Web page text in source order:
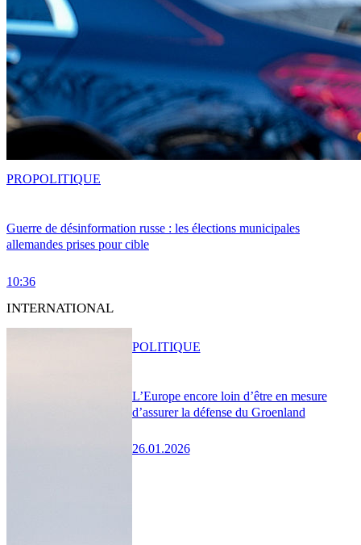
Guerre de désinformation russe : les élections municipales
allemandes prises pour cible
10:36
PROPOLITIQUE
INTERNATIONAL
L’Europe encore loin d’être en mesure
d’assurer la défense du Groenland
26.01.2026
POLITIQUE